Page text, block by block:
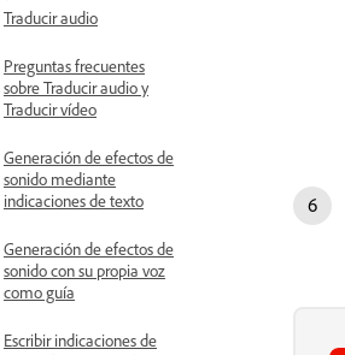
Traducir audio
Preguntas frecuentes
sobre Traducir audio y
Traducir vídeo
Generación de efectos de
sonido mediante
indicaciones de texto
Generación de efectos de
sonido con su propia voz
como guía
Escribir indicaciones de